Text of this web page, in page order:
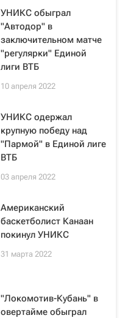
УНИКС обыграл
"Автодор" в
заключительном матче
"регулярки" Единой
лиги ВТБ
10 апреля 2022
УНИКС одержал
крупную победу над
"Пармой" в Единой лиге
ВТБ
03 апреля 2022
Американский
баскетболист Канаан
покинул УНИКС
31 марта 2022
"Локомотив-Кубань" в
овертайме обыграл